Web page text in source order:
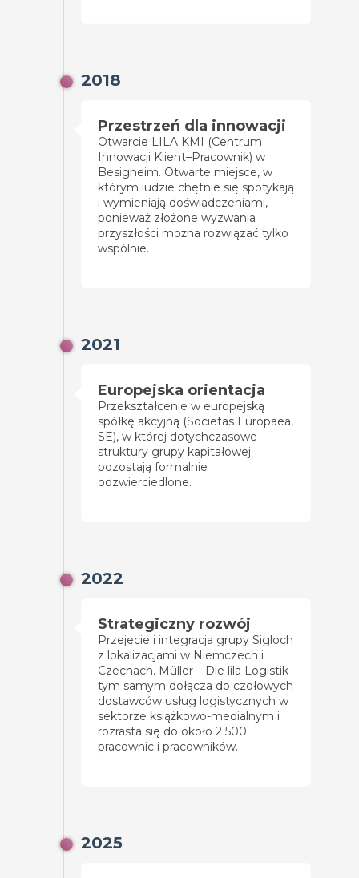
2018
Przestrzeń dla innowacji
Otwarcie LILA KMI (Centrum
Innowacji Klient–Pracownik) w
Besigheim. Otwarte miejsce, w
którym ludzie chętnie się spotykają
i wymieniają doświadczeniami,
ponieważ złożone wyzwania
przyszłości można rozwiązać tylko
wspólnie.
2021
Europejska orientacja
Przekształcenie w europejską
spółkę akcyjną (Societas Europaea,
SE), w której dotychczasowe
struktury grupy kapitałowej
pozostają formalnie
odzwierciedlone.
2022
Strategiczny rozwój
Przejęcie i integracja grupy Sigloch
z lokalizacjami w Niemczech i
Czechach. Müller – Die lila Logistik
tym samym dołącza do czołowych
dostawców usług logistycznych w
sektorze książkowo-medialnym i
rozrasta się do około 2 500
pracownic i pracowników.
2025